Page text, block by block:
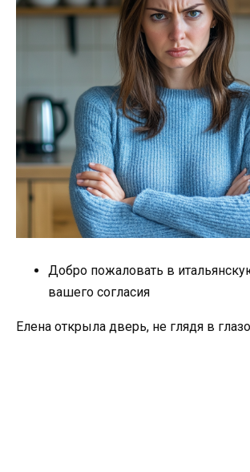
Добро пожаловать в
вашего согласия
Елена открыла дверь, не глядя в